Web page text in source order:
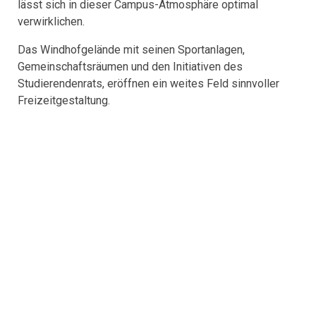
lässt sich in dieser Campus-Atmosphäre optimal
verwirklichen.
Das Windhofgelände mit seinen Sportanlagen,
Gemeinschaftsräumen und den Initiativen des
Studierendenrats, eröffnen ein weites Feld sinnvoller
Freizeitgestaltung.